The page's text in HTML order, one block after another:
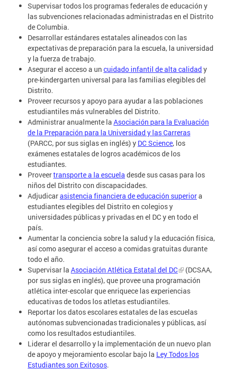
Supervisar todos los programas federales de educación y
las subvenciones relacionadas administradas en el Distrito
de Columbia.
Desarrollar estándares estatales alineados con las
expectativas de preparación para la escuela, la universidad
y la fuerza de trabajo.
Asegurar el acceso a un cuidado infantil de alta calidad y
pre-kindergarten universal para las familias elegibles del
Distrito.
Proveer recursos y apoyo para ayudar a las poblaciones
estudiantiles más vulnerables del Distrito.
Administrar anualmente la Asociación para la Evaluación
de la Preparación para la Universidad y las Carreras
(PARCC, por sus siglas en inglés) y DC Science, los
exámenes estatales de logros académicos de los
estudiantes.
Proveertransporte a la escuela desde sus casas para los
niños del Distrito con discapacidades.
Adjudicarasistencia financiera de educación superiora
estudiantes elegibles del Distrito en colegios y
universidades públicas y privadas en el DC y en todo el
país.
Aumentar la conciencia sobre la salud y la educación física,
así como asegurar el acceso a comidas gratuitas durante
todo el año.
Supervisar la Asociación Atlética Estatal del DC
(DCSAA,
por sus siglas en inglés), que provee una programación
atlética inter-escolar que enriquece las experiencias
educativas de todos los atletas estudiantiles.
Reportar los datos escolares estatales de las escuelas
autónomas subvencionadas tradicionales y públicas, así
como los resultados estudiantiles.
Liderar el desarrollo y la implementación de un nuevo plan
de apoyo y mejoramiento escolar bajo la Ley Todos los
Estudiantes son Exitosos.